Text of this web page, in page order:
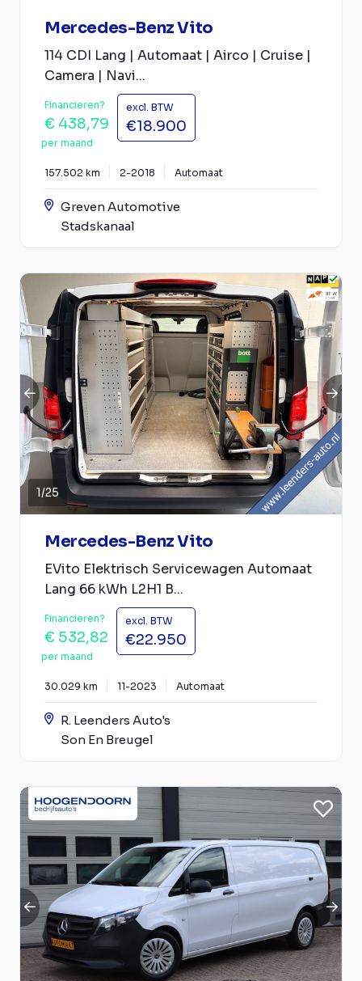
Mercedes-Benz Vito
114 CDI Lang | Automaat | Airco | Cruise |
Camera | Navi...
Financieren?
€ 438,79
per maand
excl. BTW
€18.900
157.502 km 2-2018 Automaat
Greven Automotive
Stadskanaal
1/25
Mercedes-Benz Vito
EVito Elektrisch Servicewagen Automaat
Lang 66 kWh L2H1 B...
Financieren?
€ 532,82
per maand
excl. BTW
€22.950
30.029 km 11-2023 Automaat
R. Leenders Auto's
Son En Breugel